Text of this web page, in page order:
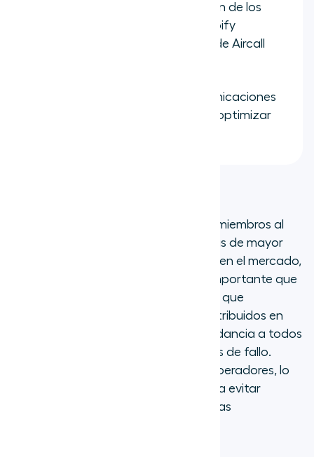
: Muestra la información de los
pedidos de los clientes de Shopify
directamente en la aplicación de Aircall
: Centraliza las comunicaciones
por teléfono, SMS y chat para optimizar
Ya sea que estés añadiendo nuevos miembros al
equipo, ajustándote a las temporadas de mayor
actividad o expandiendo tu alcance en el mercado,
¡Aircall escala contigo! Sabemos lo importante que
es la fiabilidad de las llamadas, por lo que
operamos siete centros de datos distribuidos en
todo el mundo e invertimos en redundancia a todos
los niveles para eliminar puntos únicos de fallo.
También trabajamos con múltiples operadores, lo
que permite un cambio dinámico para evitar
interrupciones y proporcionar llamadas